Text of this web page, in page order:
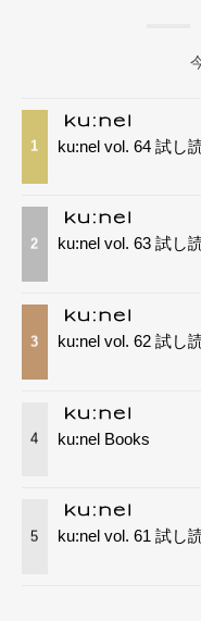
1 ku:nel vol. 64 試し
2 ku:nel vol. 63 試し
3 ku:nel vol. 62 試し
4 ku:nel Books
5 ku:nel vol. 61 試し